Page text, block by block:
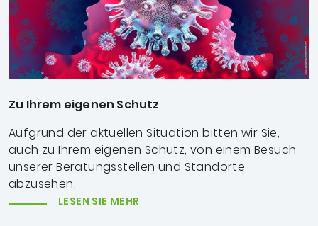
Zu Ihrem eigenen Schutz
Aufgrund der aktuellen Situation bitten wir Sie,
auch zu Ihrem eigenen Schutz, von einem Besuch
unserer Beratungsstellen und Standorte
abzusehen.
LESEN SIE MEHR